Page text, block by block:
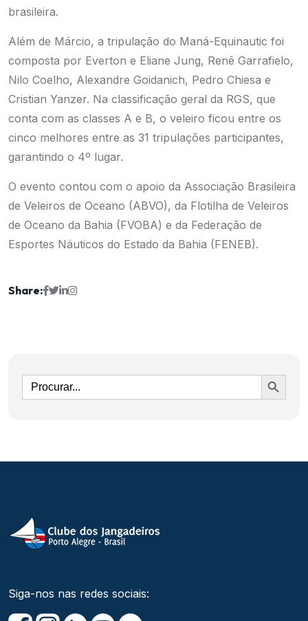
brasileira.
Além de Márcio, a tripulação do Maná-Equinautic foi
composta por Everton e Eliane Jung, Renê Garrafielo,
Nilo Coelho, Alexandre Goidanich, Pedro Chiesa e
Cristian Yanzer. Na classificação geral da RGS, que
conta com as classes A e B, o veleiro ficou entre os
cinco melhores entre as 31 tripulações participantes,
garantindo o 4º lugar.
O evento contou com o apoio da Associação Brasileira
de Veleiros de Oceano (ABVO), da Flotilha de Veleiros
de Oceano da Bahia (FVOBA) e da Federação de
Esportes Náuticos do Estado da Bahia (FENEB).
Share:
Ir
Siga-nos nas redes sociais: